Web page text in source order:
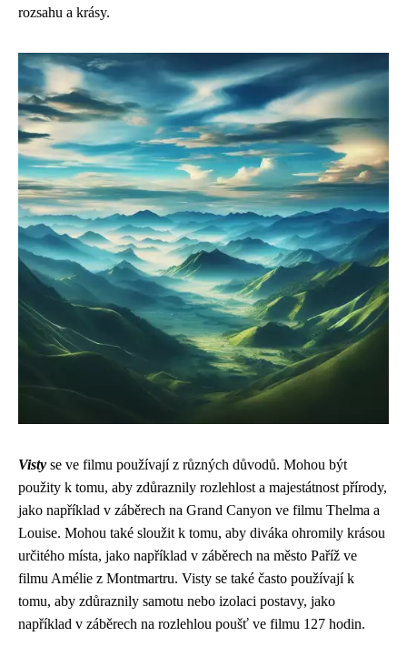
rozsahu a krásy.
Visty se ve filmu používají z různých důvodů. Mohou být
použity k tomu, aby zdůraznily rozlehlost a majestátnost přírody,
jako například v záběrech na Grand Canyon ve filmu Thelma a
Louise. Mohou také sloužit k tomu, aby diváka ohromily krásou
určitého místa, jako například v záběrech na město Paříž ve
filmu Amélie z Montmartru. Visty se také často používají k
tomu, aby zdůraznily samotu nebo izolaci postavy, jako
například v záběrech na rozlehlou poušť ve filmu 127 hodin.